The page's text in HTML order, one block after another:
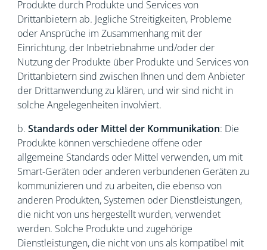
Produkte durch Produkte und Services von
Drittanbietern ab. Jegliche Streitigkeiten, Probleme
oder Ansprüche im Zusammenhang mit der
Einrichtung, der Inbetriebnahme und/oder der
Nutzung der Produkte über Produkte und Services von
Drittanbietern sind zwischen Ihnen und dem Anbieter
der Drittanwendung zu klären, und wir sind nicht in
solche Angelegenheiten involviert.
b. Standards oder Mittel der Kommunikation: Die
Produkte können verschiedene offene oder
allgemeine Standards oder Mittel verwenden, um mit
Smart-Geräten oder anderen verbundenen Geräten zu
kommunizieren und zu arbeiten, die ebenso von
anderen Produkten, Systemen oder Dienstleistungen,
die nicht von uns hergestellt wurden, verwendet
werden. Solche Produkte und zugehörige
Dienstleistungen, die nicht von uns als kompatibel mit